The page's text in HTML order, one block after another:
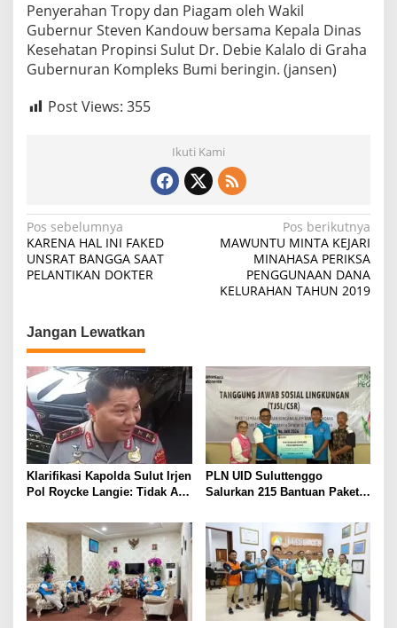
Penyerahan Tropy dan Piagam oleh Wakil
Gubernur Steven Kandouw bersama Kepala Dinas
Kesehatan Propinsi Sulut Dr. Debie Kalalo di Graha
Gubernuran Kompleks Bumi beringin. (jansen)
Post Views: 355
Ikuti Kami
Navigasi
pos
Pos sebelumnya
KARENA HAL INI FAKED
UNSRAT BANGGA SAAT
PELANTIKAN DOKTER
Pos berikutnya
MAWUNTU MINTA KEJARI
MINAHASA PERIKSA
PENGGUNAAN DANA
KELURAHAN TAHUN 2019
Jangan Lewatkan
Klarifikasi Kapolda Sulut Irjen
Pol Roycke Langie: Tidak Ada
Jalankan Perintah Undang-
Undang
PLN UID Suluttenggo
Salurkan 215 Bantuan Paket
Keandalan Kelistrikan Pasca
Bencana di Tamako